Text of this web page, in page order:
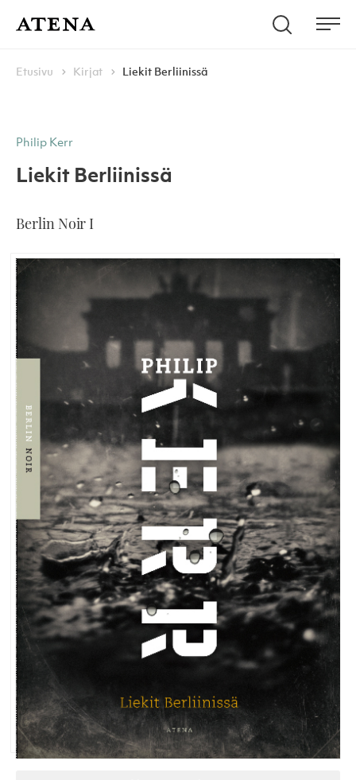
Atena Kustannus Hae
Navigoi
Etusivu
Kirjat Liekit Berliinissä
Philip Kerr
Liekit Berliinissä
Berlin Noir I